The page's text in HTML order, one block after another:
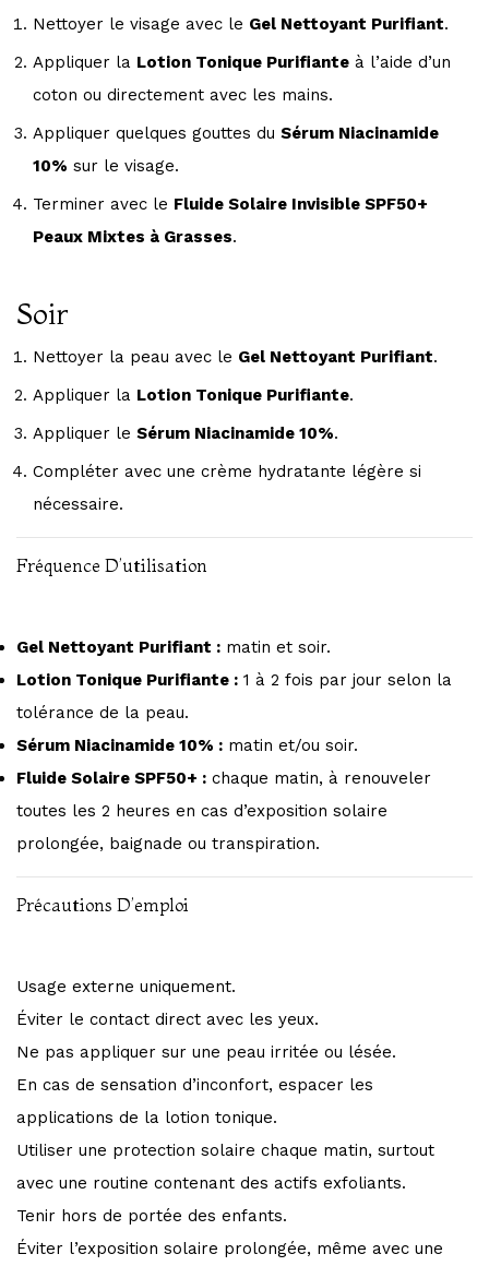
Nettoyer le visage avec le Gel Nettoyant Purifiant.
Appliquer la Lotion Tonique Purifiante à l’aide d’un
coton ou directement avec les mains.
Appliquer quelques gouttes du Sérum Niacinamide
10% sur le visage.
Terminer avec le Fluide Solaire Invisible SPF50+
Peaux Mixtes à Grasses.
Soir
Nettoyer la peau avec le Gel Nettoyant Purifiant.
Appliquer la Lotion Tonique Purifiante.
Appliquer le Sérum Niacinamide 10%.
Compléter avec une crème hydratante légère si
nécessaire.
Fréquence D’utilisation
Gel Nettoyant Purifiant : matin et soir.
Lotion Tonique Purifiante : 1 à 2 fois par jour selon la
tolérance de la peau.
Sérum Niacinamide 10% : matin et/ou soir.
Fluide Solaire SPF50+ : chaque matin, à renouveler
toutes les 2 heures en cas d’exposition solaire
prolongée, baignade ou transpiration.
Précautions D’emploi
Usage externe uniquement.
Éviter le contact direct avec les yeux.
Ne pas appliquer sur une peau irritée ou lésée.
En cas de sensation d’inconfort, espacer les
applications de la lotion tonique.
Utiliser une protection solaire chaque matin, surtout
avec une routine contenant des actifs exfoliants.
Tenir hors de portée des enfants.
Éviter l’exposition solaire prolongée, même avec une